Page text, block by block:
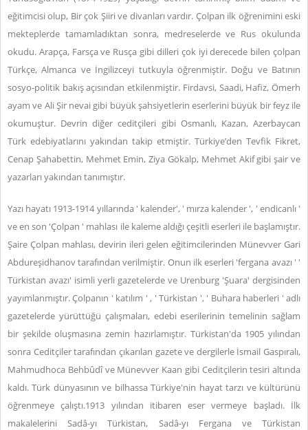
eğitimcisi olup, Bir çok Şiiri ve divanları vardır. Çolpan ilk öğrenimini eski
mekteplerde tamamladıktan sonra, medreselerde ve Rus okulunda
okudu. Arapça, Farsça ve Rusça gibi dilleri çok iyi derecede bilen çolpan
Türkçe, Almanca ve İngilizceyi tutkuyla öğrenmiştir. Doğu ve Batının
sosyo-politik bakış açısından etkilenmiştir. Firdavsi, Saadi, Hafiz, Ömerh
ayam ve Ali Şir nevai gibi büyük şahsiyetlerin eserlerini büyük bir feyz ile
okumuştur. Devrin diğer ceditçileri gibi Osmanlı, Kazan, Azerbaycan
Türk edebiyatlarını yakından takip etmiştir. Türkiye’den Tevfik Fikret,
Cenap Şahabettin, Mehmet Emin, Ziya Gökalp, Mehmet Akif gibi şair ve
yazarları yakından tanımıştır.
Yazı hayatı 1913-1914 yıllarında ' kalender', ' mırza kalender ', ' endicanlı '
ve en son 'Çolpan ' mahlası ile kaleme aldığı çeşitli eserleri ile başlamıştır.
Şaire Çolpan mahlası, devirin ileri gelen eğitimcilerinden Münevver Gari
Abdureşidhanov tarafından verilmiştir. Onun ilk eserleri 'fergana avazı ' '
Türkistan avazı' isimli yerli gazetelerde ve Urenburg 'Şuara' dergisinden
yayımlanmıştır. Çolpanın ' katılım ' , ' Türkistan ', ' Buhara haberleri ' adlı
gazetelerde yürüttüğü çalışmaları, edebi eserilerinin temelinin sağlam
bir şekilde oluşmasına zemin hazırlamıştır. Türkistan'da 1905 yılından
sonra Ceditçiler tarafından çıkarılan gazete ve dergilerle İsmail Gaspıralı,
Mahmudhoca Behbûdî ve Münevver Kaan gibi Ceditçilerin tesiri altında
kaldı. Türk dünyasının ve bilhassa Türkiye'nin hayat tarzı ve kültürünü
öğrenmeye çalıştı.1913 yılından itibaren eser vermeye başladı. İlk
makalelerini Sadâ-yı Türkistan, Sadâ-yı Fergana ve Türkistan